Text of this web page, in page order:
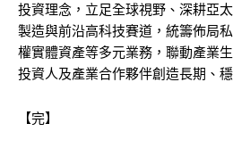
投資理念，立足全球視野、深耕亞
製造與前沿高科技賽道，統籌佈局
權實體資產等多元業務，聯動產業
投資人及產業合作夥伴創造長期、
【完】